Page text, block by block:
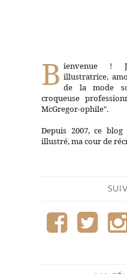
B ienvenue !
illustratrice,
de la mode
croqueuse
McGregor-ophile".
Depuis 2007, ce
illustré, ma cour de